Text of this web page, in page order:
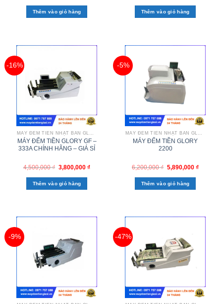
Thêm vào giỏ hàng Thêm vào giỏ hàng
-16%
MÁY ĐẾM TIỀN NHẬT BẢN GLORY
MÁY ĐẾM TIỀN GLORY GF –
333A CHÍNH HÃNG – GIÁ SỈ
4,500,000₫ 3,800,000 ₫
Thêm vào giỏ hàng
-5%
MÁY ĐẾM TIỀN NHẬT BẢN GLORY
MÁY ĐẾM TIỀN GLORY
2200
6,200,000₫ 5,890,000 ₫
Thêm vào giỏ hàng
-9% -47%